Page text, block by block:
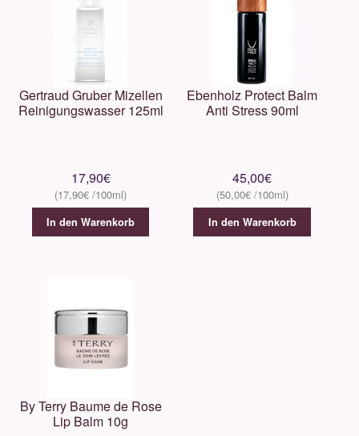
Gertraud Gruber Mizellen
Reinigungswasser 125ml
17,90€
17,90€
In den Warenkorb
Ebenholz Protect Balm
Anti Stress 90ml
45,00€
50,00€
In den Warenkorb
By Terry Baume de Rose
Lip Balm 10g